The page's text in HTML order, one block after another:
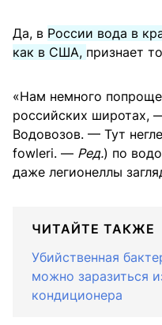
Да, в России вода в
как в США, признает
«Нам немного
российских широтах,
Водовозов. — Тут
fowleri. — Ред.) по
даже легионеллы
ЧИТАЙТЕ ТАКЖЕ
Убийственная
можно заразиться
кондиционера